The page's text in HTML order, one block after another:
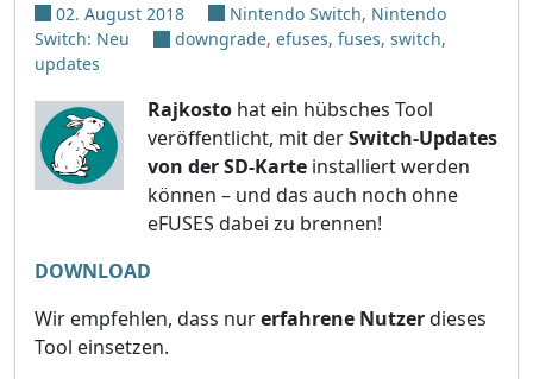
02. August 2018 Nintendo Switch, Nintendo
Switch: Neu
downgrade, efuses, fuses, switch,
updates
Rajkosto hat ein hübsches Tool
veröffentlicht, mit derSwitch-Updates
von der SD-Karte installiert werden
können – und das auch noch ohne
eFUSES dabei zu brennen!
DOWNLOAD
Wir empfehlen, dass nurerfahrene Nutzerdieses
Tool einsetzen.